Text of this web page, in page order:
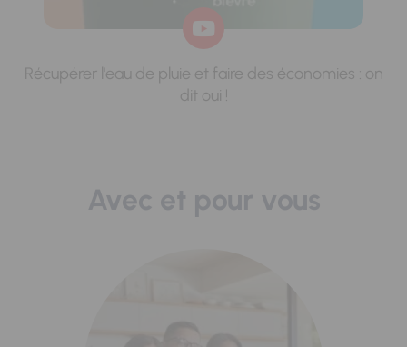
Récupérer l'eau de pluie et faire des économies : on
dit oui !
Avec et pour vous